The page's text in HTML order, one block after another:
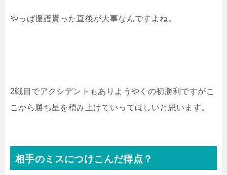
やっぱ援護貰った直後が大事なんですよね。
2戦目でアクシデントもありようやくの初勝利ですがこ
こから勝ち星を積み上げていってほしいと思います。
相手のミスにつけこんだ得点？